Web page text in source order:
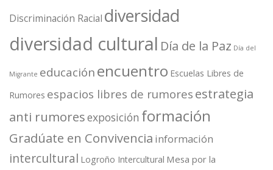
Discriminación Racial diversidad
diversidad cultural Día de la Paz Día del
Migrante educaciónencuentro Escuelas Libres de
Rumores espacios libres de rumores estrategia
anti rumoresexposición formación
Gradúate en Convivencia información
intercultural Logroño Intercultural Mesa por la